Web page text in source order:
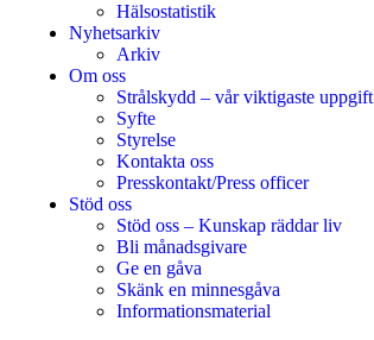
Hälsostatistik
Nyhetsarkiv
Arkiv
Om oss
Strålskydd – vår viktigaste uppgift
Syfte
Styrelse
Kontakta oss
Presskontakt/Press officer
Stöd oss
Stöd oss – Kunskap räddar liv
Bli månadsgivare
Ge en gåva
Skänk en minnesgåva
Informationsmaterial